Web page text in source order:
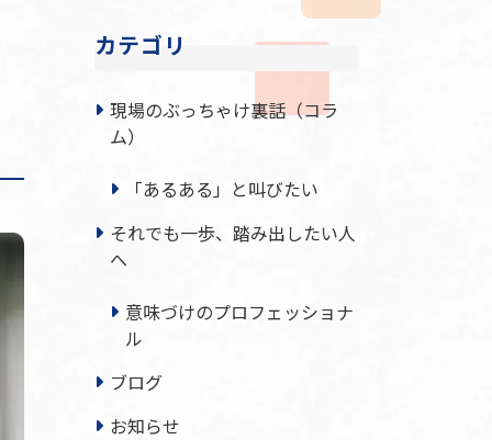
カテゴリ
現場のぶっちゃけ裏話（コラ
ム）
「あるある」と叫びたい
それでも一歩、踏み出したい人
へ
意味づけのプロフェッショナ
ル
ブログ
お知らせ